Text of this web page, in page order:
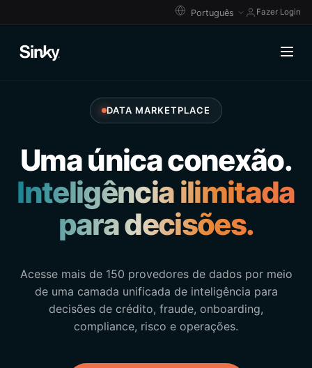
Fazer Login
DATA MARKETPLACE
Uma única conexão.
Inteligência ilimitada
para decisões.
Acesse mais de 150 provedores de dados por meio
de uma camada unificada de inteligência para
decisões de crédito, fraude, onboarding,
compliance, risco e operações.